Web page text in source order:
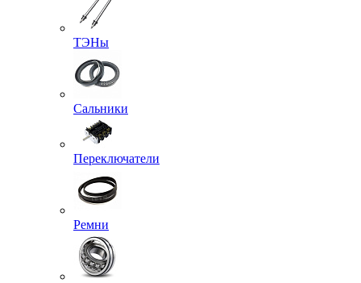
ТЭНы
Сальники
Переключатели
Ремни